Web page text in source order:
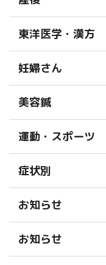
東洋医学・漢方
妊婦さん
美容鍼
運動・スポーツ
症状別
お知らせ
お知らせ